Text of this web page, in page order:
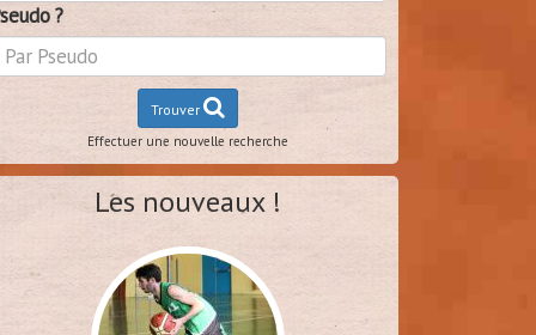
?
Trouver
Effectuer une nouvelle recherche
Les nouveaux !